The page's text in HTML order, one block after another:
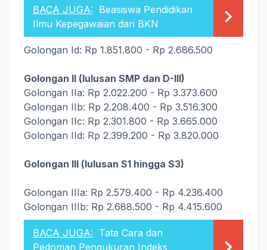
BACA JUGA: Beasiswa Pendidikan
Ilmu Kepegawaian dari BKN
Golongan Id: Rp 1.851.800 - Rp 2.686.500
Golongan II (lulusan SMP dan D-III)
Golongan IIa: Rp 2.022.200 - Rp 3.373.600
Golongan IIb: Rp 2.208.400 - Rp 3.516.300
Golongan IIc: Rp 2.301.800 - Rp 3.665.000
Golongan IId: Rp 2.399.200 - Rp 3.820.000
Golongan III (lulusan S1 hingga S3)
Golongan IIIa: Rp 2.579.400 - Rp 4.236.400
Golongan IIIb: Rp 2.688.500 - Rp 4.415.600
BACA JUGA: Tata Cara dan
Pedoman Pengukuran Indeks